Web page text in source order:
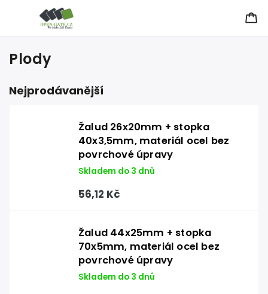
Plody
Nejprodávanější
Žalud 26x20mm + stopka
40x3,5mm, materiál ocel bez
povrchové úpravy
Skladem do 3 dnů
56,12 Kč
Žalud 44x25mm + stopka
70x5mm, materiál ocel bez
povrchové úpravy
Skladem do 3 dnů